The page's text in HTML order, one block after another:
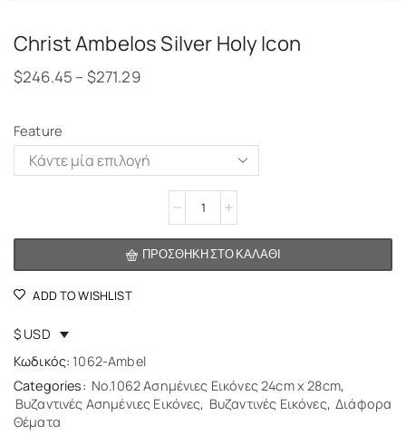
Christ Ambelos Silver Holy Icon
$246.45 – $271.29
Feature
ΠΡΟΣΘΉΚΗ ΣΤΟ ΚΑΛΆΘΙ
ADD TO WISHLIST
$ USD
Κωδικός: 1062-Ambel
Categories: No.1062 Ασημένιες Εικόνες 24cm x 28cm,
Βυζαντινές Ασημένιες Εικόνες, Βυζαντινές Εικόνες, Διάφορα
Θέματα